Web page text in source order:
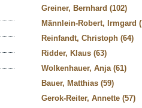
Greiner, Bernhard (102)
Männlein-Robert, Irmgard
Reinfandt, Christoph (64)
Ridder, Klaus (63)
Wolkenhauer, Anja (61)
Bauer, Matthias (59)
Gerok-Reiter, Annette (57)